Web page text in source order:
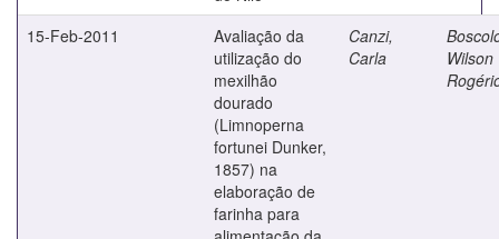
15-Feb-2011
Avaliação da
utilização do
mexilhão
dourado
(Limnoperna
fortunei Dunker,
1857) na
elaboração de
farinha para
Canzi,
Carla
Wilson